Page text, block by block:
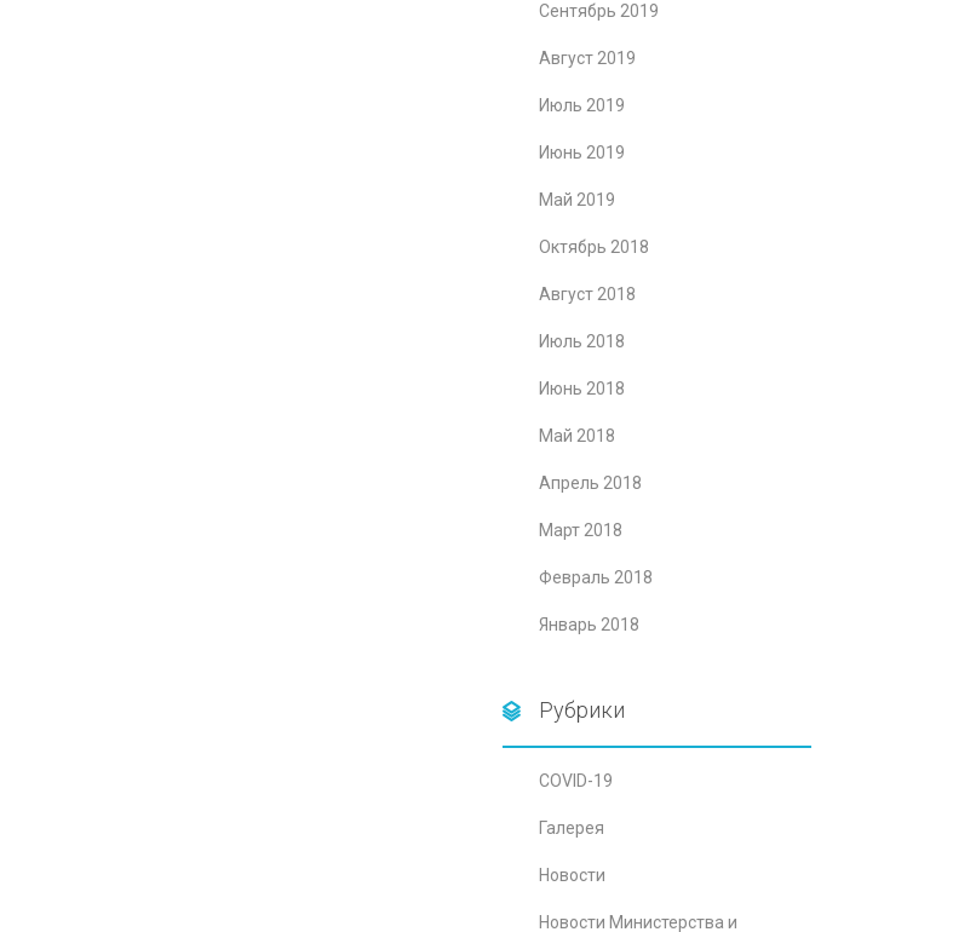
Сентябрь 2019
Август 2019
Июль 2019
Июнь 2019
Май 2019
Октябрь 2018
Август 2018
Июль 2018
Июнь 2018
Май 2018
Апрель 2018
Март 2018
Февраль 2018
Январь 2018
Рубрики
COVID-19
Галерея
Новости
Новости Министерства и